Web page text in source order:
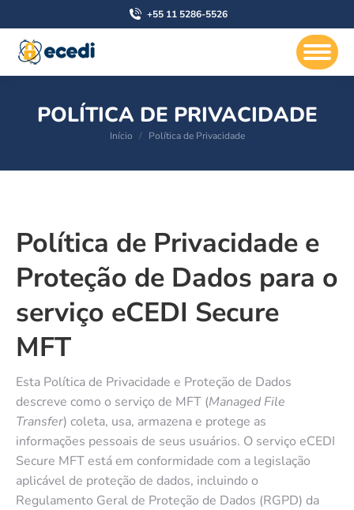
+55 11 5286-5526
POLÍTICA DE PRIVACIDADE
Você está aqui:
Início Política de Privacidade
Política de Privacidade e
Proteção de Dados para o
serviço eCEDI Secure
MFT
Esta Política de Privacidade e Proteção de Dados
descreve como o serviço de MFT (Managed File
Transfer) coleta, usa, armazena e protege as
informações pessoais de seus usuários. O serviço eCEDI
Secure MFT está em conformidade com a legislação
aplicável de proteção de dados, incluindo o
Regulamento Geral de Proteção de Dados (RGPD) da